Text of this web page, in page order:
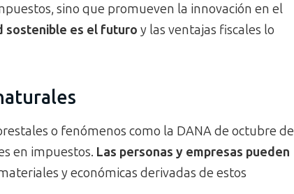
sino que promueven la innovación en el
sostenible es el futuro y las ventajas fiscales lo
o fenómenos como la DANA de octubre de
en impuestos. Las personas y empresas pueden
y económicas derivadas de estos